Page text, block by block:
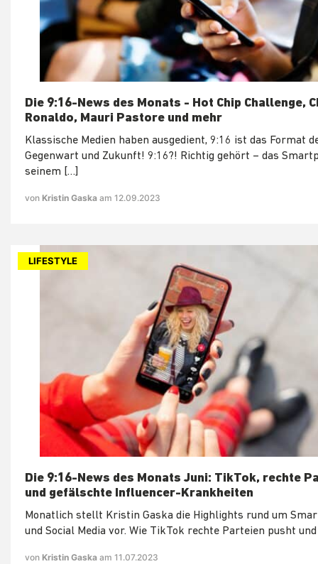
Die 9:16-News des Monats - Hot Chip Challenge,
Ronaldo, Mauri Pastore und mehr
Klassische Medien haben ausgedient, 9:16 ist das Format
Gegenwart und Zukunft! 9:16?! Richtig gehört – das
seinem […]
von Kristin Gaska am 12.09.2023
LIFESTYLE
Die 9:16-News des Monats Juni: TikTok, rechte
und gefälschte Influencer-Krankheiten
Monatlich stellt Kristin Gaska die Highlights rund um
und Social Media vor. Wie TikTok rechte Parteien pusht
von Kristin Gaska am 11.07.2023